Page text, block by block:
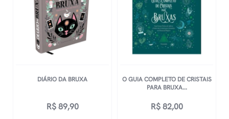
DIÁRIO DA BRUXA
R$89,90
O GUIA COMPLETO DE CRISTAIS
PARA BRUXA...
R$82,00